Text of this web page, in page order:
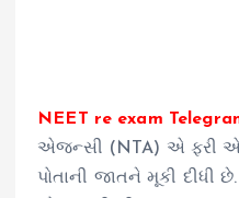
NEET re exam
એજન્સી (NTA) એ ફરી
પોતાની જાતને મૂકી દીધી